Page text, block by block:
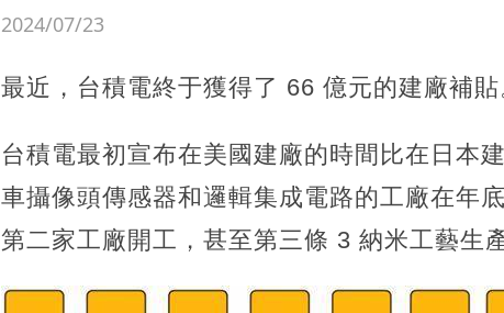
2024/07/23
最近，台積電終于獲得了 66 億元的建廠補貼
台積電最初宣布在美國建廠的時間比在日本
車攝像頭傳感器和邏輯集成電路的工廠在年
第二家工廠開工，甚至第三條 3 納米工藝生